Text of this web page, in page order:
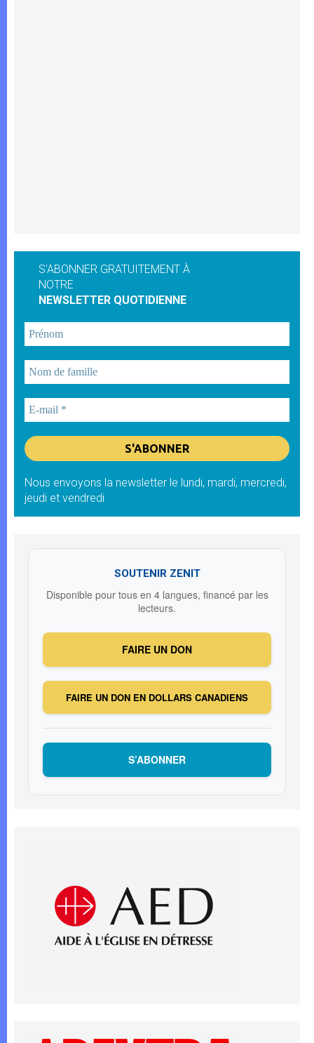
S'ABONNER GRATUITEMENT À
NOTRE
NEWSLETTER QUOTIDIENNE
Nous envoyons la newsletter le lundi, mardi, mercredi,
jeudi et vendredi
SOUTENIR ZENIT
Disponible pour tous en 4 langues, financé par les
lecteurs.
FAIRE UN DON
FAIRE UN DON EN DOLLARS CANADIENS
S’ABONNER